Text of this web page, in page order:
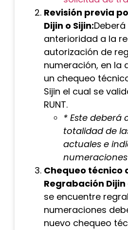
Revisión previa
Dijin o Sijin:
anterioridad a la
autorización de
numeración, en la
un chequeo
Sijin el cual se
RUNT.
* Este deberá
totalidad de
actuales e
Chequeo técnico
Regrabación Dijin
se encuentre
numeraciones
nuevo chequeo